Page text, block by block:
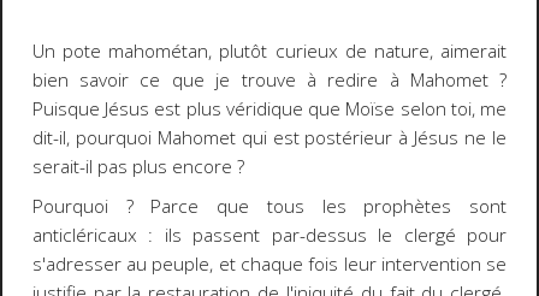
Un pote mahométan, plutôt curieux de nature, aimerait
bien savoir ce que je trouve à redire à Mahomet ?
Puisque Jésus est plus véridique que Moïse selon toi, me
dit-il, pourquoi Mahomet qui est postérieur à Jésus ne le
serait-il pas plus encore ?
Pourquoi ? Parce que tous les prophètes sont
anticléricaux : ils passent par-dessus le clergé pour
s'adresser au peuple, et chaque fois leur intervention se